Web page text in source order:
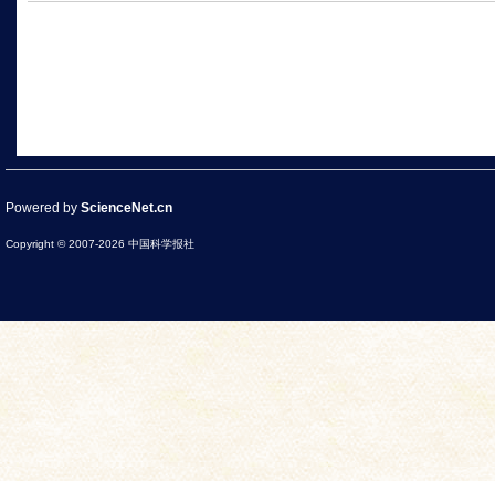
Powered by ScienceNet.cn
Copyright © 2007-2026 中国科学报社